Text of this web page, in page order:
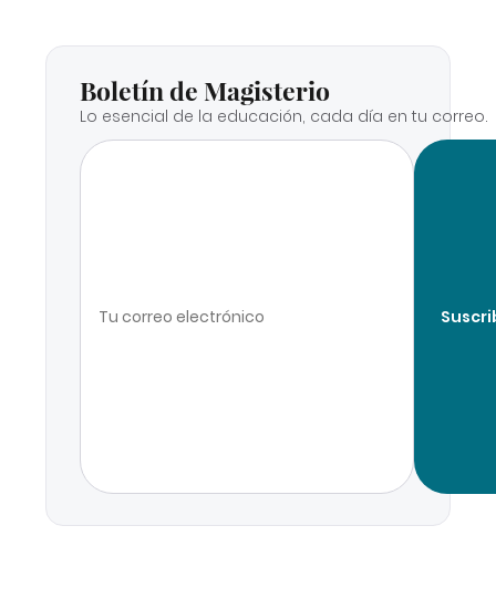
Boletín de Magisterio
Lo esencial de la educación, cada día en tu correo.